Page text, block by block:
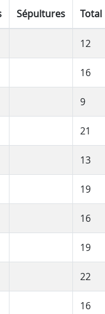
Sépultures Total
12
16
9
21
13
19
16
19
22
16